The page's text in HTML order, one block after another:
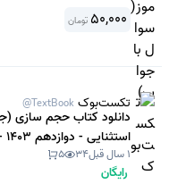
50,000 تومان
تکست‌بوک @TextBook
دانلود کتاب حجم سازی
PDF)1 سال قبل 34
5
رایگان